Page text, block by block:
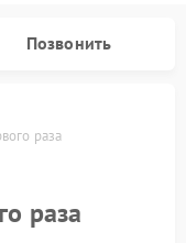
Позвонить
раза
раза